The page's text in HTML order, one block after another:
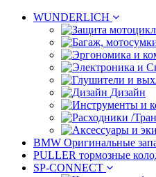
WUNDERLICH
Дизайн
BMW Оригинальные
PULLER тормозные
SP-CONNECT